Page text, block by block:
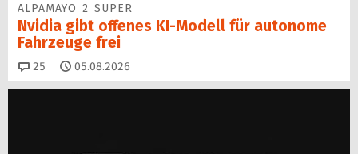
ALPAMAYO 2 SUPER
Nvidia gibt offenes KI-Modell für autonome
Fahrzeuge frei
25 Kommentare
05.08.2026